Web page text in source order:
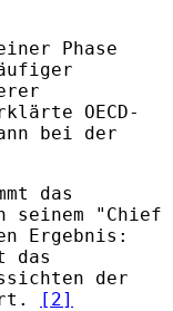
Phase
OECD-
bei der
das
seinem "Chief
Ergebnis:
das
der
[2]